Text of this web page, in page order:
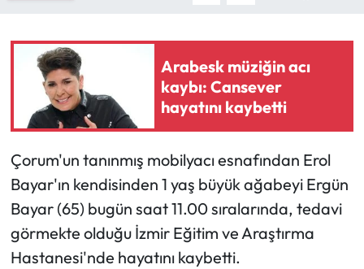
Arabesk müziğin acı
kaybı: Cansever
hayatını kaybetti
Çorum'un tanınmış mobilyacı esnafından Erol
Bayar'ın kendisinden 1 yaş büyük ağabeyi Ergün
Bayar (65) bugün saat 11.00 sıralarında, tedavi
görmekte olduğu İzmir Eğitim ve Araştırma
Hastanesi'nde hayatını kaybetti.
Kültür Sanat
Laçin Haberleri
Magazin
Mecitözü Haberleri
Oğuzlar Haberleri
Ortaköy Haberleri